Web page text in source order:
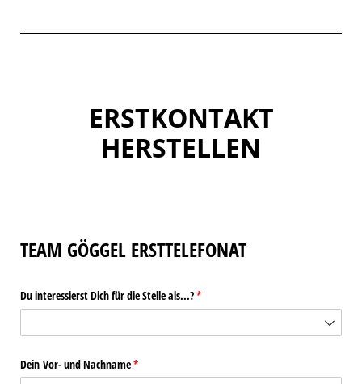
ERSTKONTAKT
HERSTELLEN
TEAM GÖGGEL ERSTTELEFONAT
Du interessierst Dich für die Stelle als...?*
(erforderlich)
Dein Vor- und Nachname*
(erforderlich)